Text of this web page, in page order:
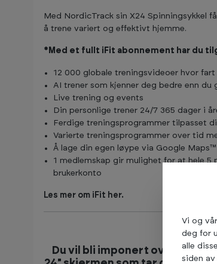
Med NordicTrack sin X24 Spinningsykkel
å trene variert og effektivt hjemme.
*Med et fullt iFit abonnement har du
12 000 globale treningsvideoer hvor
AI trener som kjenner deg bedre enn du
Live trening og events
Din personlige trener 24/7 365 dager i
Ferdige treningsprogrammer tilpasset
Varierte treningsprogrammer over tid
Å lage din egen løype via Google
1 medlemskap gir mulighet for at hele 5
brukerkonto
Les mer om iFit her.
Du vil bli imponert over den
Vi og
deg for
alle
siden